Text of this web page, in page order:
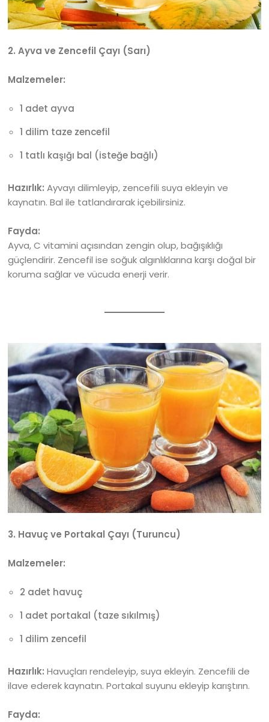
2. Ayva ve Zencefil Çayı (Sarı)
Malzemeler:
1 adet ayva
1 dilim taze zencefil
1 tatlı kaşığı bal (isteğe bağlı)
Hazırlık: Ayvayı dilimleyip, zencefili suya ekleyin ve
kaynatın. Bal ile tatlandırarak içebilirsiniz.
Fayda:
Ayva, C vitamini açısından zengin olup, bağışıklığı
güçlendirir. Zencefil ise soğuk algınlıklarına karşı doğal bir
koruma sağlar ve vücuda enerji verir.
3. Havuç ve Portakal Çayı (Turuncu)
Malzemeler:
2 adet havuç
1 adet portakal (taze sıkılmış)
1 dilim zencefil
Hazırlık: Havuçları rendeleyip, suya ekleyin. Zencefili de
ilave ederek kaynatın. Portakal suyunu ekleyip karıştırın.
Fayda: